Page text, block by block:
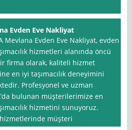
Evden Eve Nakliyat
Mevlana Evden Eve Nakliyat, evden
hizmetleri alanında öncü
firma olarak, kaliteli hizmet
en iyi taşımacılık deneyimini
Profesyonel ve uzman
bulunan müşterilerimize en
hizmetini sunuyoruz.
hizmetlerinde müşteri